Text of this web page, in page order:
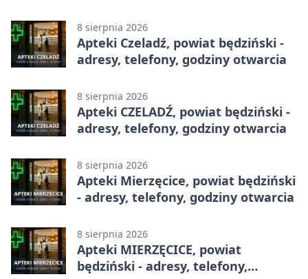
8 sierpnia 2026
Apteki Czeladź, powiat będziński -
adresy, telefony, godziny otwarcia
8 sierpnia 2026
Apteki CZELADŹ, powiat będziński -
adresy, telefony, godziny otwarcia
8 sierpnia 2026
Apteki Mierzęcice, powiat będziński
- adresy, telefony, godziny otwarcia
8 sierpnia 2026
Apteki MIERZĘCICE, powiat
będziński - adresy, telefony,